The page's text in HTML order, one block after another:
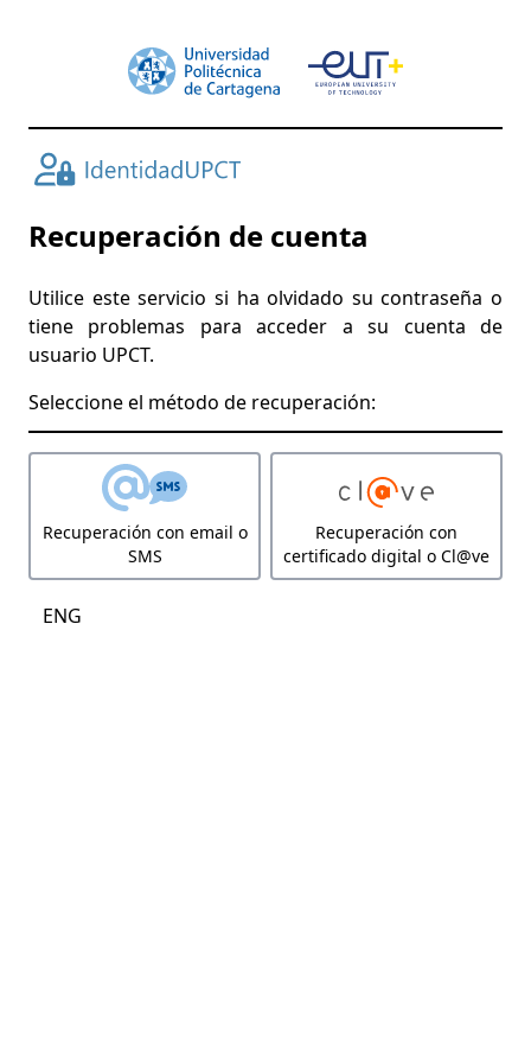
Recuperación de cuenta
Utilice este servicio si ha olvidado su contraseña o
tiene problemas para acceder a su cuenta de
usuario UPCT.
Seleccione el método de recuperación:
Recuperación con email o
SMS
Recuperación con
certificado digital o Cl@ve
ENG